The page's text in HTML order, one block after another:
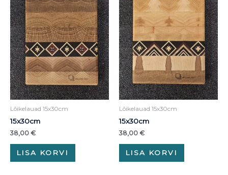
Lõikelauad 15x30cm
15x30cm
38,00 €
LISA KORVI
Lõikelauad 15x30cm
15x30cm
38,00 €
LISA KORVI